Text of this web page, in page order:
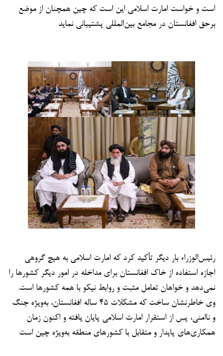
است و خواست امارت اسلامی این است که چین همچنان از موضع
برحق افغانستان در مجامع بین‌المللی پشتیبانی نماید
رئیس‌الوزراء بار دیگر تأکید کرد که امارت اسلامی به هیچ گروهی
اجازه استفاده از خاک افغانستان برای مداخله در امور دیگر کشورها را
نمی‌دهد و خواهان تعامل مثبت و روابط نیکو با همه کشورها است.
وی خاطرنشان ساخت که مشکلات ۴۵ ساله افغانستان، به‌ویژه جنگ
و ناامنی، پس از استقرار امارت اسلامی پایان یافته و اکنون زمان
همکاری‌های پایدار و متقابل با کشورهای منطقه به‌ویژه چین است